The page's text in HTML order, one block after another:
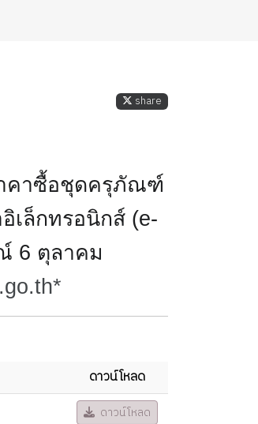
share
าคาซื้อชุดครุภัณฑ์
เล็กทรอนิกส์ (e-
6 ตุลาคม
ดาวน์โหลด
ดาวน์โหลด